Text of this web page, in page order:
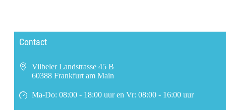
Contact
Vilbeler Landstrasse 45 B
60388 Frankfurt am Main
Ma-Do: 08:00 - 18:00 uur en Vr: 08:00 - 16:00 uur